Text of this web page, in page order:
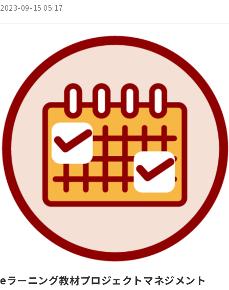
2023-09-15 05:17
eラーニング教材プロジェクトマネジメント